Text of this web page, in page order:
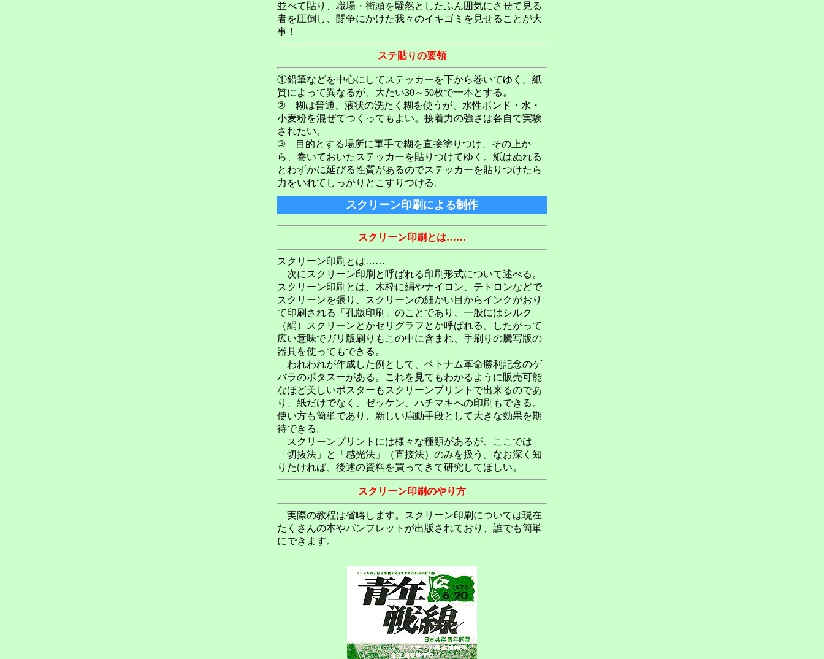
並べて貼り、職場・街頭を騒然としたふん囲気にさせて見る
者を圧倒し、闘争にかけた我々のイキゴミを見せることが大
事！
ステ貼りの要領
①鉛筆などを中心にしてステッカーを下から巻いてゆく。紙
質によって異なるが、大たい30～50枚で一本とする。
② 糊は普通、液状の洗たく糊を使うが、水性ボンド・水・
小麦粉を混ぜてつくってもよい。接着力の強さは各自で実験
されたい。
③ 目的とする場所に軍手で糊を直接塗りつけ、その上か
ら、巻いておいたステッカーを貼りつけてゆく。紙はぬれる
とわずかに延びる性質があるのでステッカーを貼りつけたら
力をいれてしっかりとこすりつける。
スクリーン印刷による制作
スクリーン印刷とは……
スクリーン印刷とは……
次にスクリーン印刷と呼ばれる印刷形式について述べる。
スクリーン印刷とは、木枠に絹やナイロン、テトロンなどで
スクリーンを張り、スクリーンの細かい目からインクがおり
て印刷される「孔版印刷」のことであり、一般にはシルク
（絹）スクリーンとかセリグラフとか呼ばれる。したがって
広い意味でガリ版刷りもこの中に含まれ、手刷りの騰写版の
器具を使ってもできる。
われわれが作成した例として、ベトナム革命勝利記念のゲ
バラのポタスーがある。これを見てもわかるように販売可能
なほど美しいポスターもスクリーンプリントで出来るのであ
り、紙だけでなく、ゼッケン、ハチマキへの印刷もできる。
使い方も簡単であり、新しい扇動手段として大きな効果を期
待できる。
スクリーンプリントには様々な種類があるが、ここでは
「切抜法」と「感光法」（直接法）のみを扱う。なお深く知
りたければ、後述の資料を買ってきて研究してほしい。
スクリーン印刷のやり方
実際の教程は省略します。スクリーン印刷については現在
たくさんの本やパンフレットが出版されており、誰でも簡単
にできます。